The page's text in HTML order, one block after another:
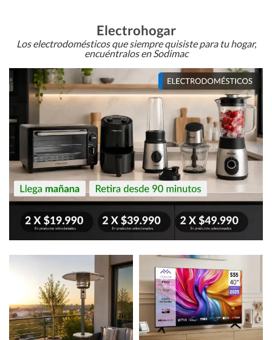
Electrohogar
Los electrodomésticos que siempre quisiste para tu hogar,
encuéntralos en Sodimac